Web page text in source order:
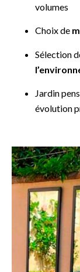
volumes
Choix de
Sélection
Jardin
évolution